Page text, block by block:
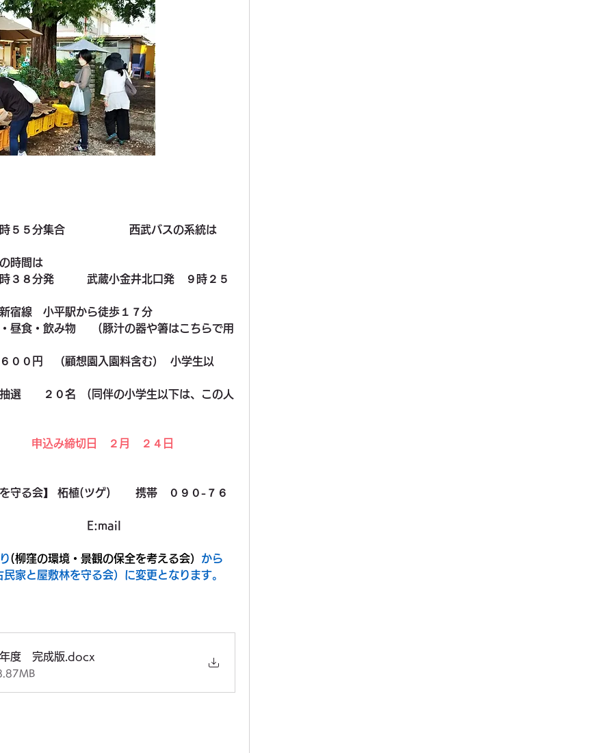
分集合　　　　      西武バスの系統は
間は
分発　　　武蔵小金井北口発　９時２５
小平駅から徒歩１７分
・飲み物　　(豚汁の器や箸はこちらで用
００円　（顧想園入園料含む）  小学生以
　　２０名　(同伴の小学生以下は、この人
申込み締切日　２月　２４日
会】 柘植(ツゲ) 　   携帯　０９０-７６
(柳窪の環境・景観の保全を考える会） から
守る会）に変更となります。
年度 完成版.docx